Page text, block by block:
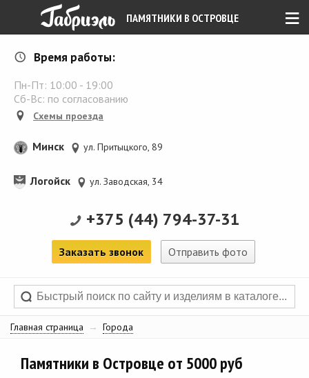
≡
ПАМЯТНИКИ В ОСТРОВЦЕ
Время работы:
Пн-Пт: 10:00 - 19:00
Сб-Вс: по согласованию
Схемы проезда
Минск ул. Притыцкого, 89
Логойск ул. Заводская, 34
+375 (44) 794-37-31
Заказать звонок Отправить фото
Главная страница → Города
Памятники в Островце от 5000 руб